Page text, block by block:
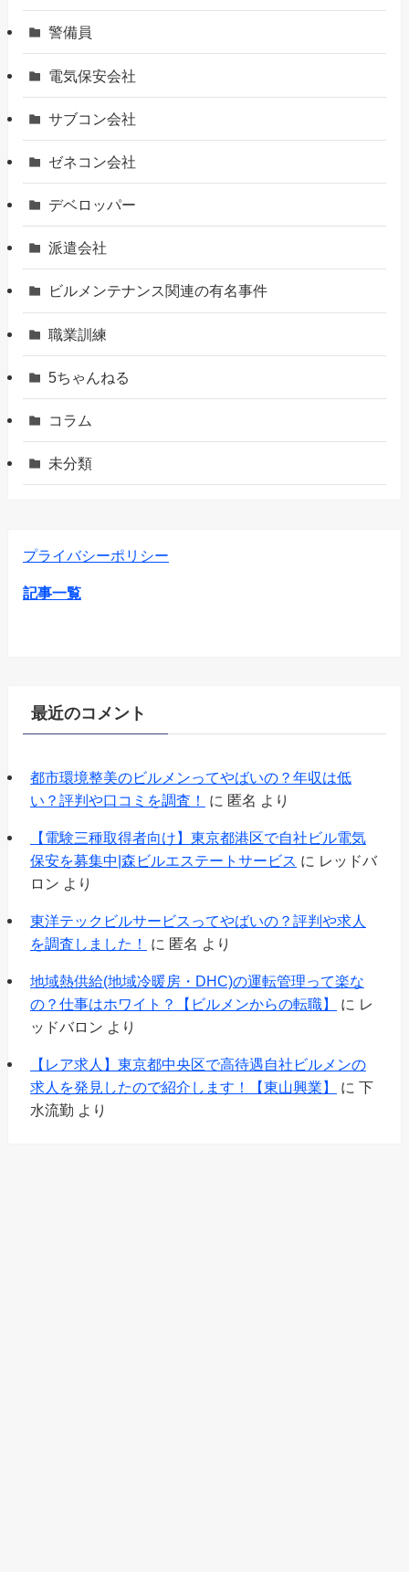
警備員
電気保安会社
サブコン会社
ゼネコン会社
デベロッパー
派遣会社
ビルメンテナンス関連の有名事件
職業訓練
5ちゃんねる
コラム
未分類
プライバシーポリシー
記事一覧
最近のコメント
都市環境整美のビルメンってやばいの？年収は低
い？評判や口コミを調査！
に 匿名 より
【電験三種取得者向け】東京都港区で自社ビル電気
保安を募集中|森ビルエステートサービス に レッドバ
ロン より
東洋テックビルサービスってやばいの？評判や求人
を調査しました！
に 匿名 より
地域熱供給(地域冷暖房・DHC)の運転管理って楽な
の？仕事はホワイト？【ビルメンからの転職】
に レ
ッドバロン より
【レア求人】東京都中央区で高待遇自社ビルメンの
求人を発見したので紹介します！【東山興業】
に 下
水流勤 より